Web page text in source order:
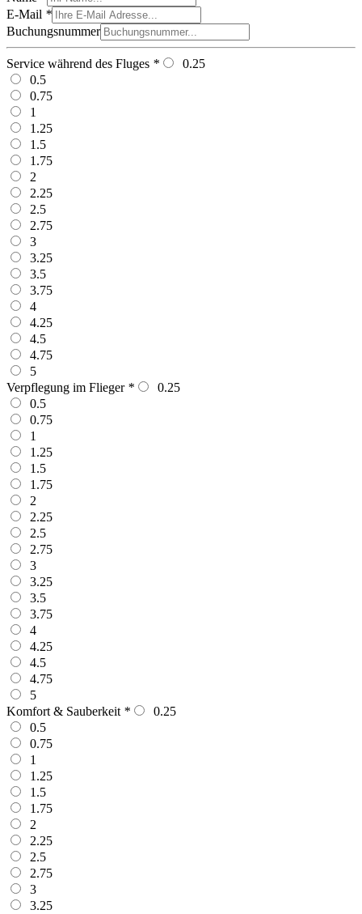
E-Mail *
Buchungsnummer
Service während des Fluges *
0.25
0.5
0.75
1
1.25
1.5
1.75
2
2.25
2.5
2.75
3
3.25
3.5
3.75
4
4.25
4.5
4.75
5
Verpflegung im Flieger *
0.25
0.5
0.75
1
1.25
1.5
1.75
2
2.25
2.5
2.75
3
3.25
3.5
3.75
4
4.25
4.5
4.75
5
Komfort & Sauberkeit *
0.25
0.5
0.75
1
1.25
1.5
1.75
2
2.25
2.5
2.75
3
3.25